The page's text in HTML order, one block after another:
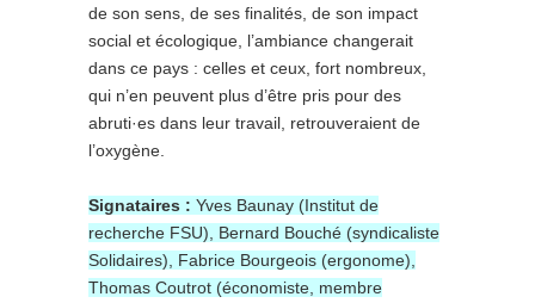
de son sens, de ses finalités, de son impact
social et écologique, l’ambiance changerait
dans ce pays : celles et ceux, fort nombreux,
qui n’en peuvent plus d’être pris pour des
abruti·es dans leur travail, retrouveraient de
l’oxygène.
Signataires : Yves Baunay (Institut de
recherche FSU), Bernard Bouché (syndicaliste
Solidaires), Fabrice Bourgeois (ergonome),
Thomas Coutrot (économiste, membre